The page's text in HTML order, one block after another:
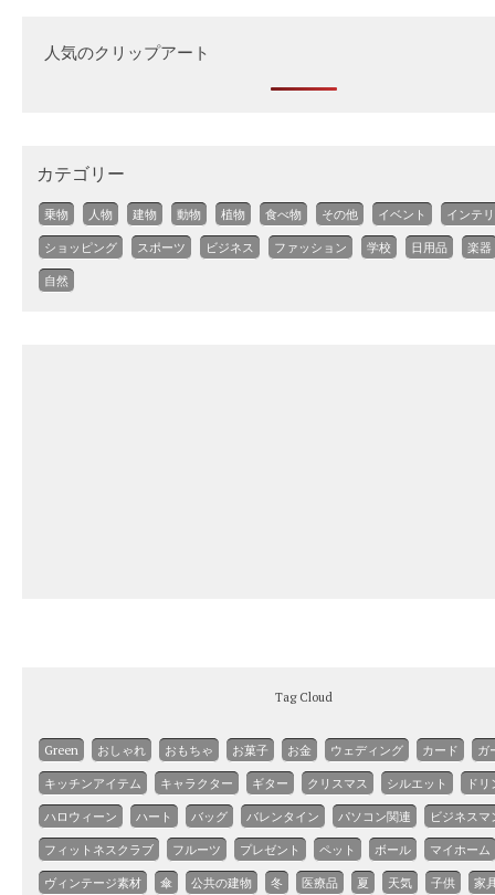
人気のクリップアート
カテゴリー
乗物 人物 建物 動物 植物 食べ物 その他 イベント インテ
ショッピング スポーツ ビジネス ファッション 学校 日用品 楽器
自然
Tag Cloud
Green おしゃれ おもちゃ お菓子 お金 ウェディング カード ガ
キッチンアイテム キャラクター ギター クリスマス シルエット ド
ハロウィーン ハート バッグ バレンタイン パソコン関連 ビジネスマ
フィットネスクラブ フルーツ プレゼント ペット ボール マイホーム
ヴィンテージ素材 傘 公共の建物 冬 医療品 夏 天気 子供 家